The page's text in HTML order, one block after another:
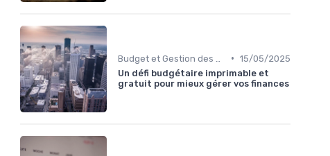
• 15/05/2025
Un défi budgétaire imprimable et
gratuit pour mieux gérer vos finances